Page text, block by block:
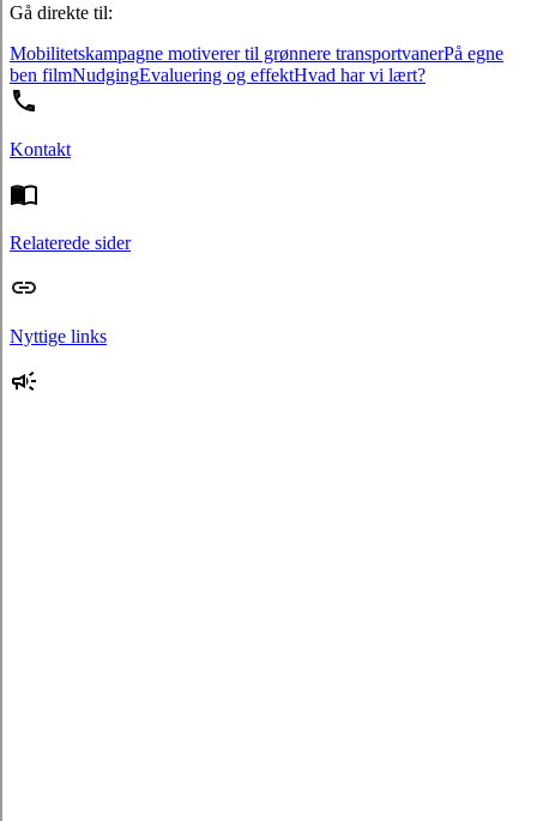
Gå direkte til:
Mobilitetskampagne motiverer til grønnere transportvanerPå egne
ben filmNudgingEvaluering og effektHvad har vi lært?
Kontakt
Relaterede sider
Nyttige links